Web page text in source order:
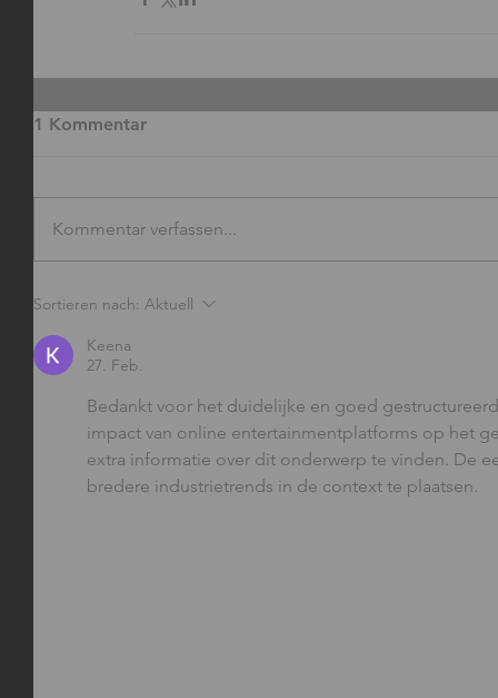
1 Kommentar
Kommentar verfassen...
Sortieren nach: Aktuell
Keena
27. Feb.
Bedankt voor het duidelijke en goed
impact van online entertainmentplatforms op het
extra informatie over dit onderwerp te vinden. De
bredere industrietrends in de context te plaatsen.